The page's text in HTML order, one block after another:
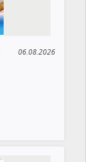
06.08.2026